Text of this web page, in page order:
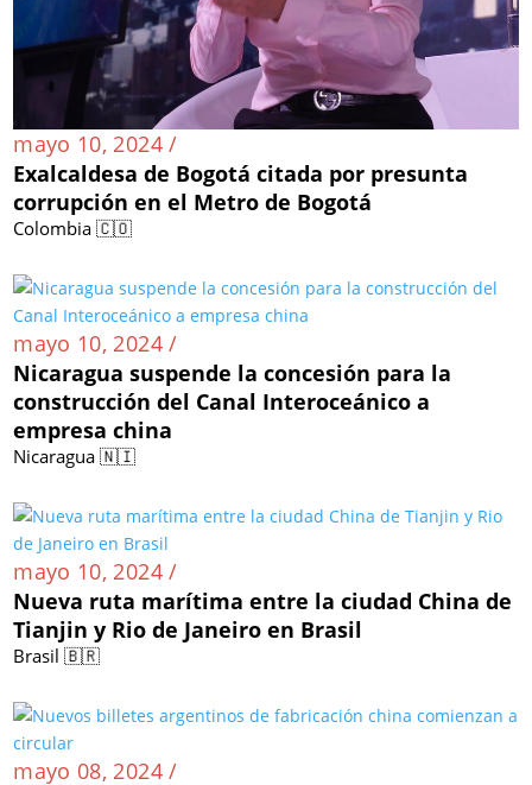
mayo 10, 2024 /
Exalcaldesa de Bogotá citada por presunta
corrupción en el Metro de Bogotá
Colombia 🇨🇴
mayo 10, 2024 /
Nicaragua suspende la concesión para la
construcción del Canal Interoceánico a
empresa china
Nicaragua 🇳🇮
mayo 10, 2024 /
Nueva ruta marítima entre la ciudad China de
Tianjin y Rio de Janeiro en Brasil
Brasil 🇧🇷
mayo 08, 2024 /